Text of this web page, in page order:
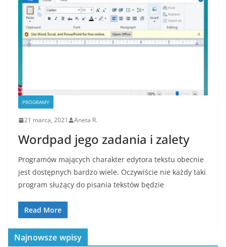
PROGRAMY
21 marca, 2021 Aneta R.
Wordpad jego zadania i zalety
Programów mających charakter edytora tekstu obecnie
jest dostępnych bardzo wiele. Oczywiście nie każdy taki
program służący do pisania tekstów będzie
Read More
Najnowsze wpisy